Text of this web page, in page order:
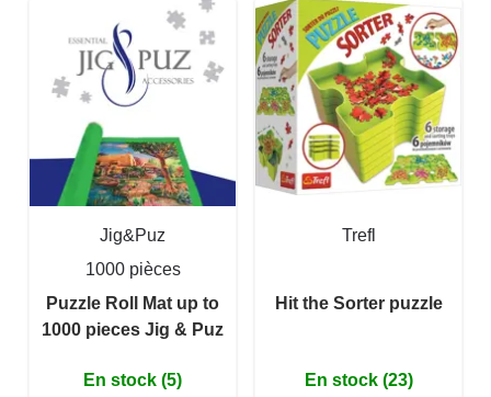
Jig&Puz
1000 pièces
Puzzle Roll Mat up to
1000 pieces Jig & Puz
En stock (5)
Trefl
Hit the Sorter puzzle
En stock (23)